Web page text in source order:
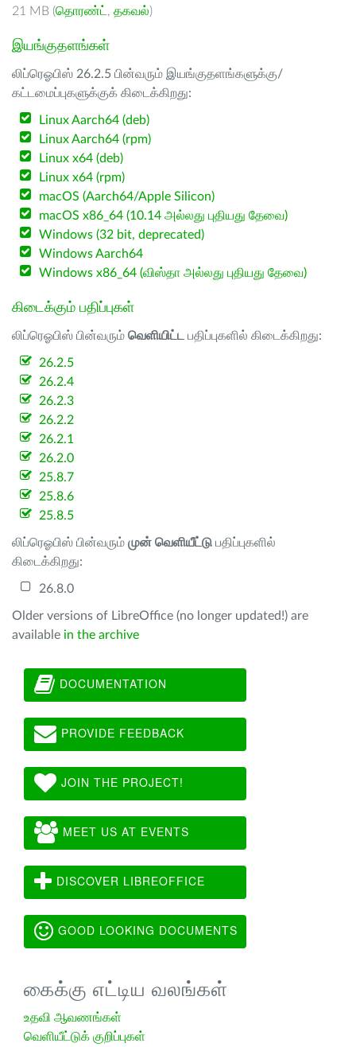
21 MB (தொரண்ட் , தகவல்)
இயங்குதளங்கள்
லிப்ரெஓபிஸ் 26.2.5 பின்வரும் இயங்குதளங்களுக்கு/
கட்டமைப்புகளுக்குக் கிடைக்கிறது:
Linux Aarch64 (deb)
Linux Aarch64 (rpm)
Linux x64 (deb)
Linux x64 (rpm)
macOS (Aarch64/Apple Silicon)
macOS x86_64 (10.14 அல்லது புதியது தேவை)
Windows (32 bit, deprecated)
Windows Aarch64
Windows x86_64 (விஸ்தா அல்லது புதியது தேவை)
கிடைக்கும் பதிப்புகள்
லிப்ரெஓபிஸ் பின்வரும் வெளியிட்ட பதிப்புகளில் கிடைக்கிறது:
26.2.5
26.2.4
26.2.3
26.2.2
26.2.1
26.2.0
25.8.7
25.8.6
25.8.5
லிப்ரெஓபிஸ் பின்வரும் முன் வெளியீட்டு பதிப்புகளில்
கிடைக்கிறது:
26.8.0
Older versions of LibreOffice (no longer updated!) are
available in the archive
DOCUMENTATION
PROVIDE FEEDBACK
JOIN THE PROJECT!
MEET US AT EVENTS
DISCOVER LIBREOFFICE
GOOD LOOKING DOCUMENTS
கைக்கு எட்டிய வலங்கள்
உதவி ஆவணங்கள்
வெளியீட்டுக் குறிப்புகள்